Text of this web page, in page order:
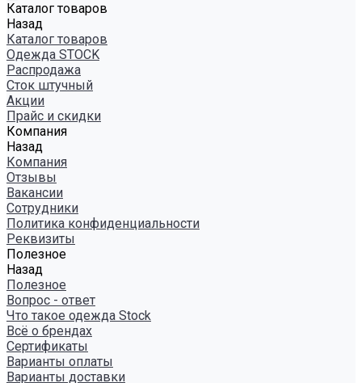
Каталог товаров
Назад
Каталог товаров
Одежда STOCK
Распродажа
Сток штучный
Акции
Прайс и скидки
Компания
Назад
Компания
Отзывы
Вакансии
Сотрудники
Политика конфиденциальности
Реквизиты
Полезное
Назад
Полезное
Вопрос - ответ
Что такое одежда Stock
Всё о брендах
Сертификаты
Варианты оплаты
Варианты доставки